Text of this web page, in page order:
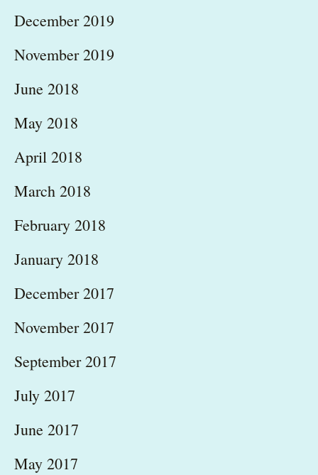
December 2019
November 2019
June 2018
May 2018
April 2018
March 2018
February 2018
January 2018
December 2017
November 2017
September 2017
July 2017
June 2017
May 2017